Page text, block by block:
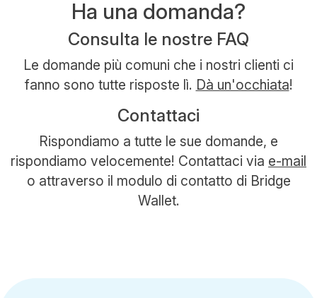
Ha una domanda?
Consulta le nostre FAQ
Le domande più comuni che i nostri clienti ci
fanno sono tutte risposte lì. Dà un'occhiata!
Contattaci
Rispondiamo a tutte le sue domande, e
rispondiamo velocemente! Contattaci via e-mail
o attraverso il modulo di contatto di Bridge
Wallet.